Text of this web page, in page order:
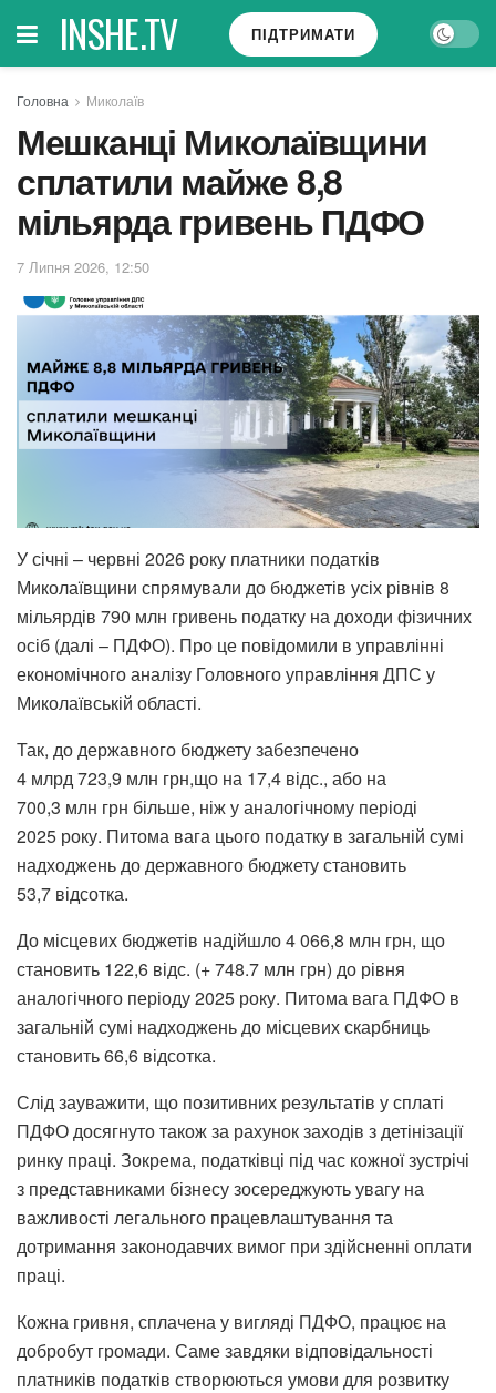
INSHE.TV ПІДТРИМАТИ
Головна Миколаїв
Мешканці Миколаївщини
сплатили майже 8,8
мільярда гривень ПДФО
7 Липня 2026, 12:50
У січні – червні 2026 року платники податків
Миколаївщини спрямували до бюджетів усіх рівнів 8
мільярдів 790 млн гривень податку на доходи фізичних
осіб (далі – ПДФО). Про це повідомили в управлінні
економічного аналізу Головного управління ДПС у
Миколаївській області.
Так, до державного бюджету забезпечено
4 млрд 723,9 млн грн,що на 17,4 відс., або на
700,3 млн грн більше, ніж у аналогічному періоді
2025 року. Питома вага цього податку в загальній сумі
надходжень до державного бюджету становить
53,7 відсотка.
До місцевих бюджетів надійшло 4 066,8 млн грн, що
становить 122,6 відс. (+ 748.7 млн грн) до рівня
аналогічного періоду 2025 року. Питома вага ПДФО в
загальній сумі надходжень до місцевих скарбниць
становить 66,6 відсотка.
Слід зауважити, що позитивних результатів у сплаті
ПДФО досягнуто також за рахунок заходів з детінізації
ринку праці. Зокрема, податківці під час кожної зустрічі
з представниками бізнесу зосереджують увагу на
важливості легального працевлаштування та
дотримання законодавчих вимог при здійсненні оплати
праці.
Кожна гривня, сплачена у вигляді ПДФО, працює на
добробут громади. Саме завдяки відповідальності
платників податків створюються умови для розвитку